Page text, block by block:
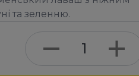
та зеленню.